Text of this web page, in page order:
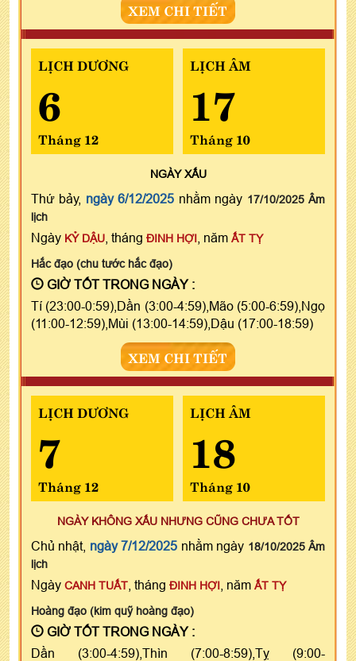
XEM CHI TIẾT
LỊCH DƯƠNG
6
Tháng 12
LỊCH ÂM
17
Tháng 10
NGÀYXẤU
Thứ bảy, ngày 6/12/2025 nhằm ngày 17/10/2025 Âm
lịch
Ngày KỶ DẬU , tháng ĐINH HỢI , năm ẤT TỴ
Hắc đạo (chu tước hắc đạo)
GIỜ TỐT TRONG NGÀY :
Tí (23:00-0:59),Dần (3:00-4:59),Mão (5:00-6:59),Ngọ
(11:00-12:59),Mùi (13:00-14:59),Dậu (17:00-18:59)
XEM CHI TIẾT
LỊCH DƯƠNG
7
Tháng 12
LỊCH ÂM
18
Tháng 10
NGÀY KHÔNG XẤU NHƯNG CŨNG CHƯA TỐT
Chủ nhật, ngày 7/12/2025 nhằm ngày 18/10/2025 Âm
lịch
Ngày CANH TUẤT , tháng ĐINH HỢI , năm ẤT TỴ
Hoàng đạo (kim quỹ hoàng đạo)
GIỜ TỐT TRONG NGÀY :
Dần (3:00-4:59),Thìn (7:00-8:59),Tỵ (9:00-